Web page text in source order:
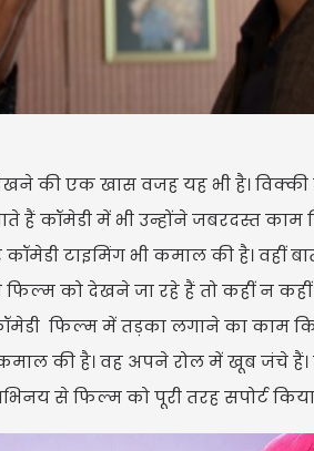
की एक खास वजह यह भी है। विक्की
हैं कॉमेडी में भी उन्होंने जबरदस्त
टाइमिंग भी कमाल की है। वहीं
को देखने जा रहे हैं तो कहीं न कहीं
फिल्म में तड़का लगाने का काम
कमाल की है। वह अपने रोल में खूब जंचे
से फिल्म को पूरी तरह सपोर्ट किया